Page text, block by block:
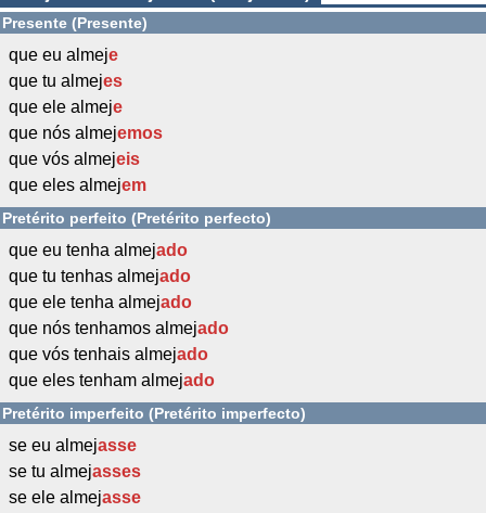
Presente (Presente)
que eu almeje
que tu almejes
que ele almeje
que nós almejemos
que vós almejeis
que eles almejem
Pretérito perfeito (Pretérito perfecto)
que eu tenha almejado
que tu tenhas almejado
que ele tenha almejado
que nós tenhamos almejado
que vós tenhais almejado
que eles tenham almejado
Pretérito imperfeito (Pretérito imperfecto)
se eu almejasse
se tu almejasses
se ele almejasse